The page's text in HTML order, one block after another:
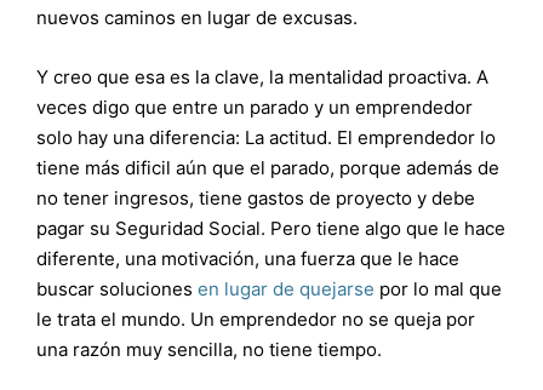
nuevos caminos en lugar de excusas.
Y creo que esa es la clave, la mentalidad proactiva. A
veces digo que entre un parado y un emprendedor
solo hay una diferencia: La actitud. El emprendedor lo
tiene más dificil aún que el parado, porque además de
no tener ingresos, tiene gastos de proyecto y debe
pagar su Seguridad Social. Pero tiene algo que le hace
diferente, una motivación, una fuerza que le hace
buscar soluciones en lugar de quejarse por lo mal que
le trata el mundo. Un emprendedor no se queja por
una razón muy sencilla, no tiene tiempo.